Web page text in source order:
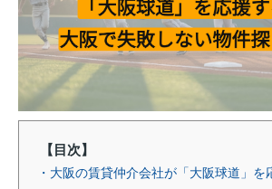
【目次】
・大阪の賃貸仲介会社が「大阪球道」を